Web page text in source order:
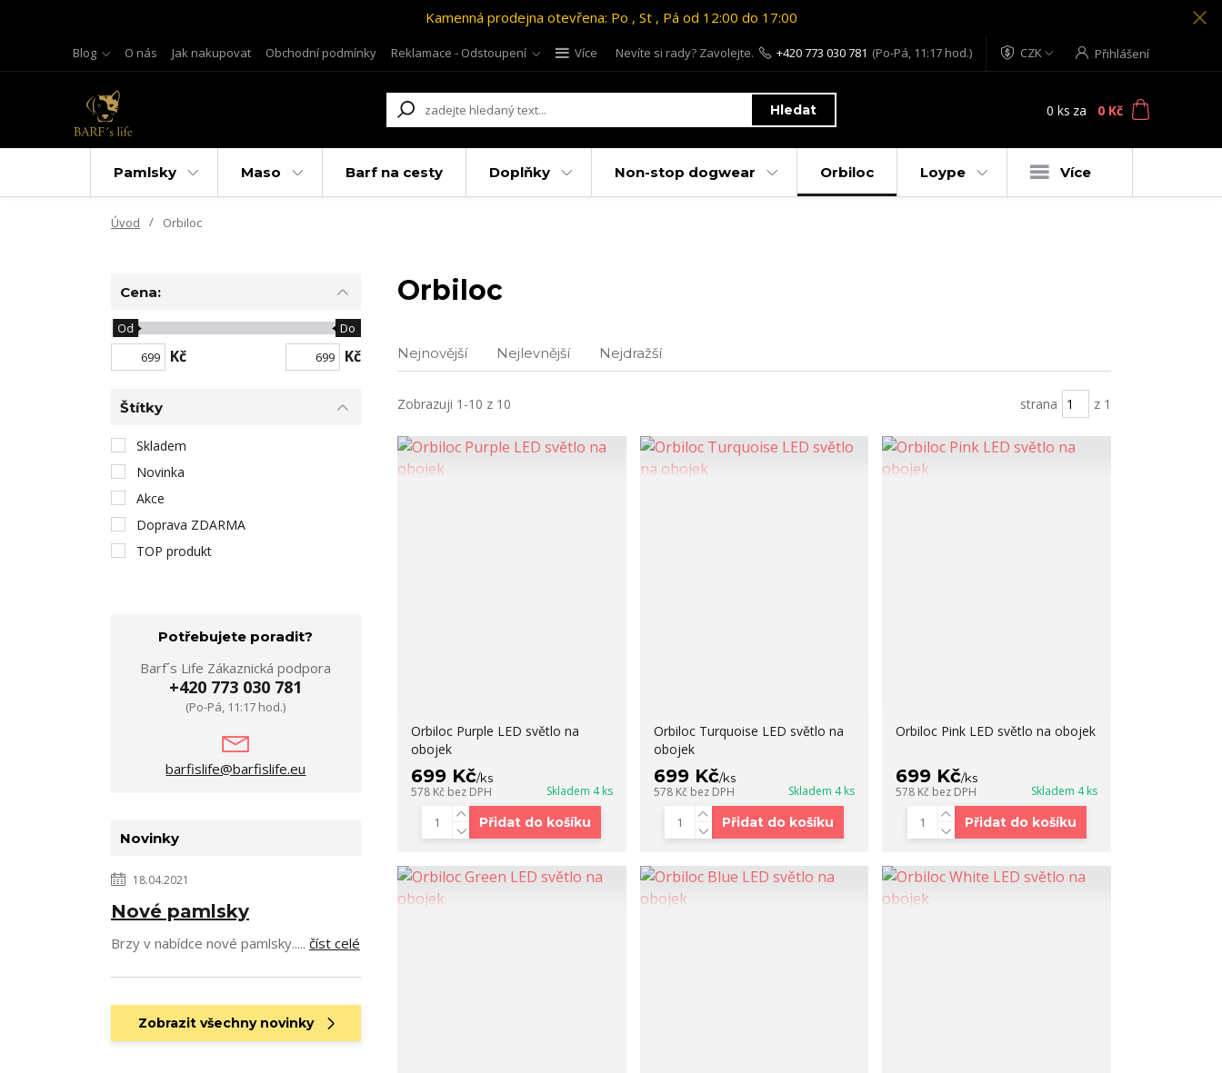
Kamenná prodejna otevřena: Po , St , Pá od 12:00 do 17:00
Blog O nás Jak nakupovat Obchodní podmínky Reklamace - Odstoupení Více CZK Přihlášení
Hledat
Nevíte si rady? Zavolejte. +420 773 030 781 (Po-Pá, 11:17 hod.)
0 ks za 0 Kč
Pamlsky Maso Barf na cesty Doplňky Non-stop dogwear Orbiloc Loype Více
Úvod Orbiloc
Orbiloc
Nejnovější Nejlevnější Nejdražší
Zobrazuji 1-10 z 10 strana z 1
Orbiloc Purple LED světlo na
obojek
699 Kč/ks
578 Kč bez DPH Skladem 4 ks
Přidat do košíku
Orbiloc Turquoise LED světlo na
obojek
699 Kč/ks
578 Kč bez DPH Skladem 4 ks
Přidat do košíku
Orbiloc Pink LED světlo na obojek
699 Kč/ks
578 Kč bez DPH Skladem 4 ks
Přidat do košíku
Cena:
Kč
Od Do
Kč
Štítky
Skladem
Novinka
Akce
Doprava ZDARMA
TOP produkt
Potřebujete poradit?
Barf´s Life Zákaznická podpora
+420 773 030 781
(Po-Pá, 11:17 hod.)
barfislife@barfislife.eu
Novinky
18.04.2021
Nové pamlsky
Brzy v nabídce nové pamlsky..... číst celé
Zobrazit všechny novinky